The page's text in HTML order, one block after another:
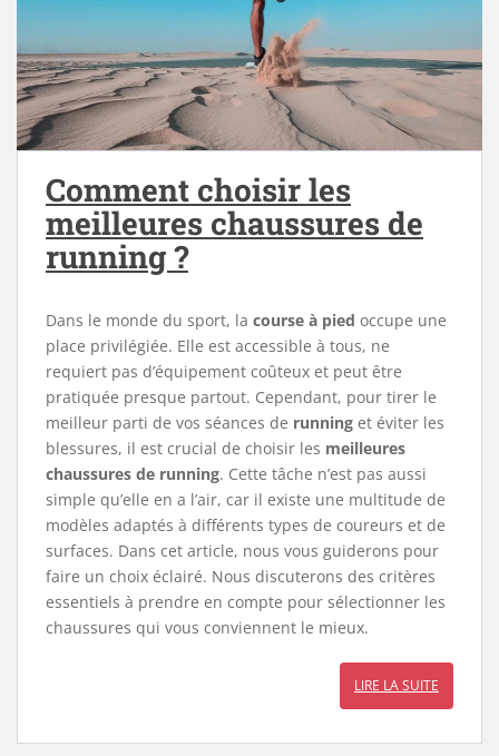
Comment choisir les
meilleures chaussures de
running ?
Dans le monde du sport, la course à pied occupe une
place privilégiée. Elle est accessible à tous, ne
requiert pas d’équipement coûteux et peut être
pratiquée presque partout. Cependant, pour tirer le
meilleur parti de vos séances de running et éviter les
blessures, il est crucial de choisir les meilleures
chaussures de running. Cette tâche n’est pas aussi
simple qu’elle en a l’air, car il existe une multitude de
modèles adaptés à différents types de coureurs et de
surfaces. Dans cet article, nous vous guiderons pour
faire un choix éclairé. Nous discuterons des critères
essentiels à prendre en compte pour sélectionner les
chaussures qui vous conviennent le mieux.
LIRE LA SUITE